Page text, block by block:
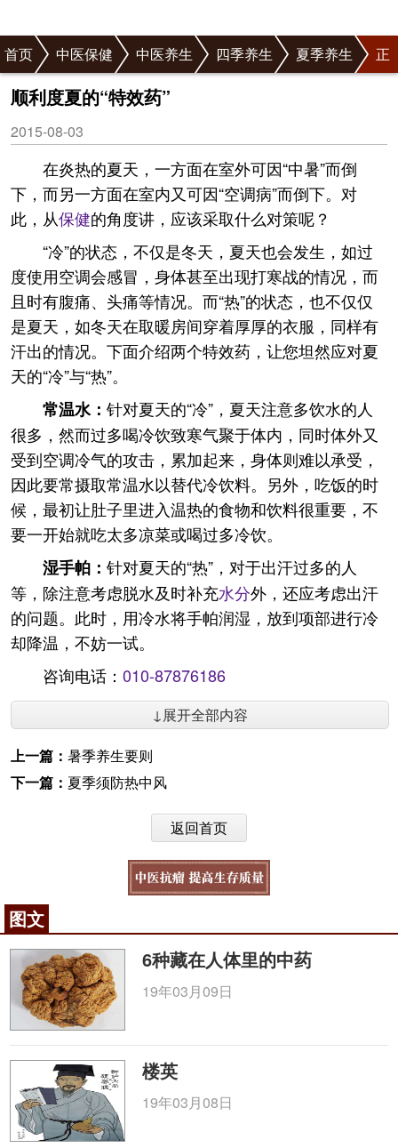
首页 中医保健 中医养生 四季养生 夏季养生
正
文顺利度夏的“特效药”
2015-08-03
在炎热的夏天，一方面在室外可因“中暑”而倒
下，而另一方面在室内又可因“空调病”而倒下。对
此，从保健的角度讲，应该采取什么对策呢？
“冷”的状态，不仅是冬天，夏天也会发生，如过
度使用空调会感冒，身体甚至出现打寒战的情况，而
且时有腹痛、头痛等情况。而“热”的状态，也不仅仅
是夏天，如冬天在取暖房间穿着厚厚的衣服，同样有
汗出的情况。下面介绍两个特效药，让您坦然应对夏
天的“冷”与“热”。
常温水： 针对夏天的“冷”，夏天注意多饮水的人
很多，然而过多喝冷饮致寒气聚于体内，同时体外又
受到空调冷气的攻击，累加起来，身体则难以承受，
因此要常摄取常温水以替代冷饮料。另外，吃饭的时
候，最初让肚子里进入温热的食物和饮料很重要，不
要一开始就吃太多凉菜或喝过多冷饮。
湿手帕： 针对夏天的“热”，对于出汗过多的人
等，除注意考虑脱水及时补充水分外，还应考虑出汗
的问题。此时，用冷水将手帕润湿，放到项部进行冷
却降温，不妨一试。
咨询电话： 010-87876186
↓展开全部内容
上一篇： 暑季养生要则
下一篇： 夏季须防热中风
返回首页
图文
6种藏在人体里的中药
19年03月09日
楼英
19年03月08日